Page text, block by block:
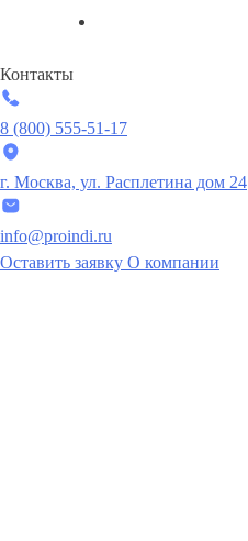
Контакты
8 (800) 555-51-17
г. Москва, ул. Расплетина дом 24
info@proindi.ru
Оставить заявку О компании